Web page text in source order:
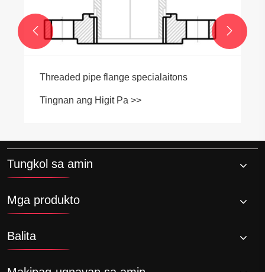
 
Tungkol sa amin
Mga produkto
Balita